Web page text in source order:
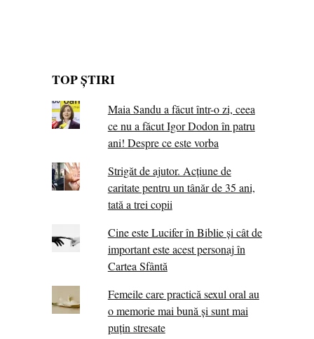
TOP ȘTIRI
Maia Sandu a făcut într-o zi, ceea
ce nu a făcut Igor Dodon în patru
ani! Despre ce este vorba
Strigăt de ajutor. Acțiune de
caritate pentru un tânăr de 35 ani,
tată a trei copii
Cine este Lucifer în Biblie și cât de
important este acest personaj în
Cartea Sfântă
Femeile care practică sexul oral au
o memorie mai bună și sunt mai
puțin stresate